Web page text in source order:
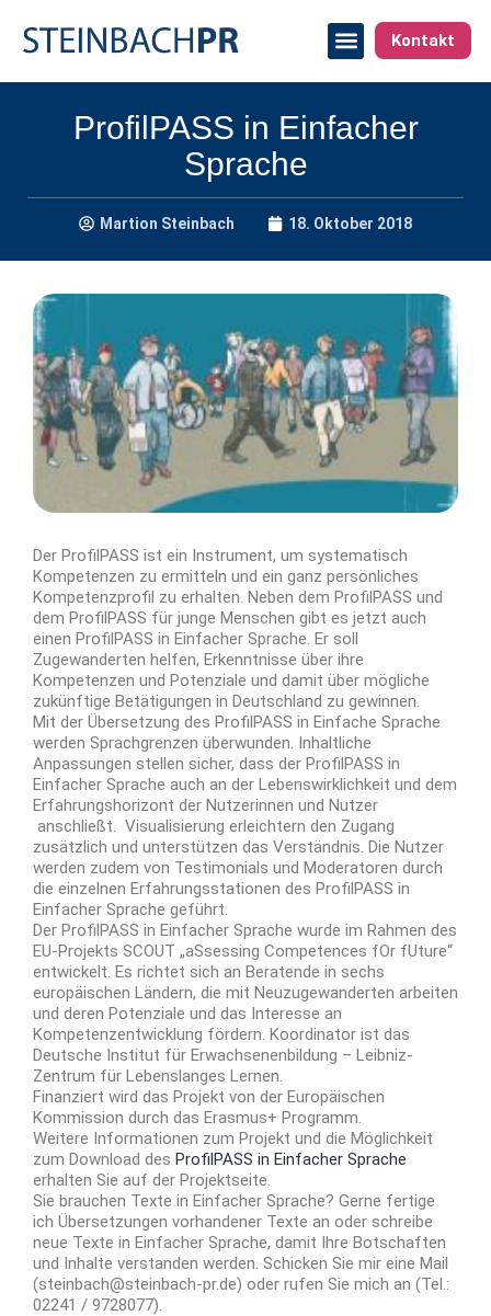
Kontakt
ProfilPASS in Einfacher
Sprache
Martion Steinbach 18. Oktober 2018
Der ProfilPASS ist ein Instrument, um systematisch
Kompetenzen zu ermitteln und ein ganz persönliches
Kompetenzprofil zu erhalten. Neben dem ProfilPASS und
dem ProfilPASS für junge Menschen gibt es jetzt auch
einen ProfilPASS in Einfacher Sprache. Er soll
Zugewanderten helfen, Erkenntnisse über ihre
Kompetenzen und Potenziale und damit über mögliche
zukünftige Betätigungen in Deutschland zu gewinnen.
Mit der Übersetzung des ProfilPASS in Einfache Sprache
werden Sprachgrenzen überwunden. Inhaltliche
Anpassungen stellen sicher, dass der ProfilPASS in
Einfacher Sprache auch an der Lebenswirklichkeit und dem
Erfahrungshorizont der Nutzerinnen und Nutzer
anschließt. Visualisierung erleichtern den Zugang
zusätzlich und unterstützen das Verständnis. Die Nutzer
werden zudem von Testimonials und Moderatoren durch
die einzelnen Erfahrungsstationen des ProfilPASS in
Einfacher Sprache geführt.
Der ProfilPASS in Einfacher Sprache wurde im Rahmen des
EU-Projekts SCOUT „aSsessing Competences fOr fUture“
entwickelt. Es richtet sich an Beratende in sechs
europäischen Ländern, die mit Neuzugewanderten arbeiten
und deren Potenziale und das Interesse an
Kompetenzentwicklung fördern. Koordinator ist das
Deutsche Institut für Erwachsenenbildung – Leibniz-
Zentrum für Lebenslanges Lernen.
Finanziert wird das Projekt von der Europäischen
Kommission durch das Erasmus+ Programm.
Weitere Informationen zum Projekt und die Möglichkeit
zum Download des ProfilPASS in Einfacher Sprache
erhalten Sie auf der Projektseite.
Sie brauchen Texte in Einfacher Sprache? Gerne fertige
ich Übersetzungen vorhandener Texte an oder schreibe
neue Texte in Einfacher Sprache, damit Ihre Botschaften
und Inhalte verstanden werden. Schicken Sie mir eine Mail
(steinbach@steinbach-pr.de) oder rufen Sie mich an (Tel.:
02241 / 9728077).